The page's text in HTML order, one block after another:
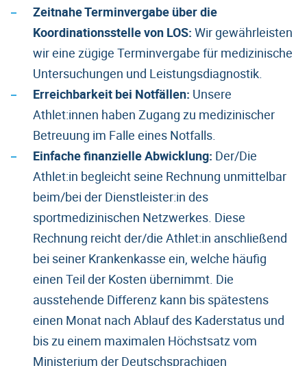
Zeitnahe Terminvergabe über die
Koordinationsstelle von LOS: Wir gewährleisten
wir eine zügige Terminvergabe für medizinische
Untersuchungen und Leistungsdiagnostik.
Erreichbarkeit bei Notfällen: Unsere
Athlet:innen haben Zugang zu medizinischer
Betreuung im Falle eines Notfalls.
Einfache finanzielle Abwicklung: Der/Die
Athlet:in begleicht seine Rechnung unmittelbar
beim/bei der Dienstleister:in des
sportmedizinischen Netzwerkes. Diese
Rechnung reicht der/die Athlet:in anschließend
bei seiner Krankenkasse ein, welche häufig
einen Teil der Kosten übernimmt. Die
ausstehende Differenz kann bis spätestens
einen Monat nach Ablauf des Kaderstatus und
bis zu einem maximalen Höchstsatz vom
Ministerium der Deutschsprachigen